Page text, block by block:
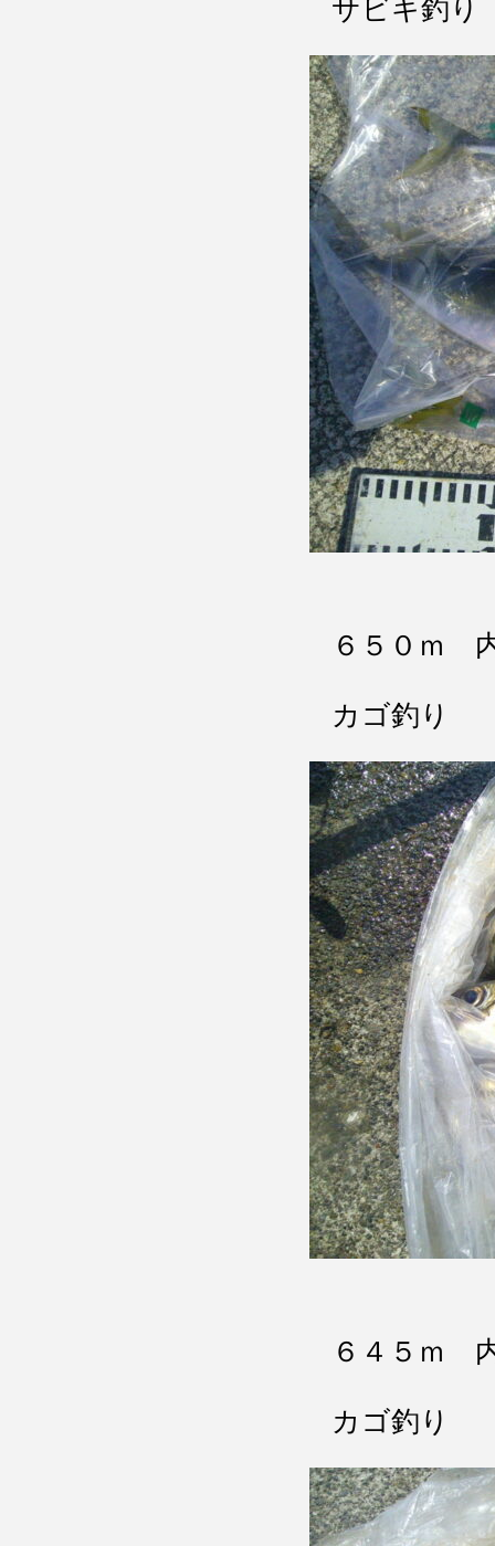
サビキ釣り
６５０ｍ
カゴ釣り
６４５ｍ
カゴ釣り